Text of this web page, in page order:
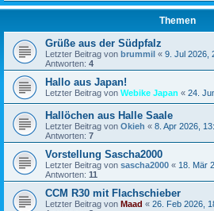
Themen
Grüße aus der Südpfalz
Letzter Beitrag von brummil « 9. Jul 2026,
Antworten: 4
Hallo aus Japan!
Letzter Beitrag von Webike Japan « 24.
Hallöchen aus Halle Saale
Letzter Beitrag von Okieh « 8. Apr 2026,
Antworten: 7
Vorstellung Sascha2000
Letzter Beitrag von sascha2000 « 18. Mär
Antworten: 11
CCM R30 mit Flachschieber
Letzter Beitrag von Maad « 26. Feb 2026,